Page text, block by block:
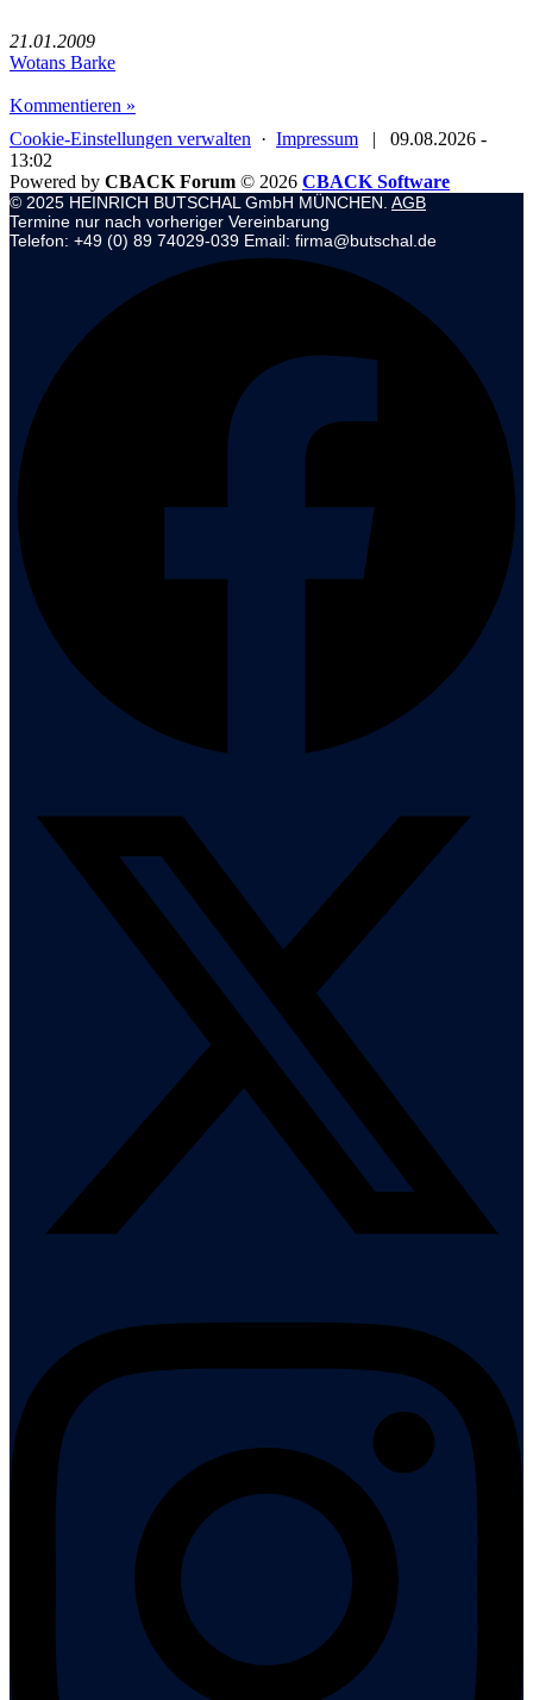
21.01.2009
Wotans Barke
Kommentieren »
Cookie-Einstellungen verwalten · Impressum |
09.08.2026 -
13:02
Powered by CBACK Forum © 2026 CBACK Software
© 2025 HEINRICH BUTSCHAL GmbH MÜNCHEN. AGB
Termine nur nach vorheriger Vereinbarung
Telefon: +49 (0) 89 74029-039 Email: firma@butschal.de